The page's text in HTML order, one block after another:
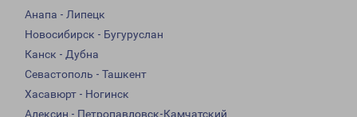
Анапа - Липецк
Новосибирск - Бугуруслан
Канск - Дубна
Севастополь - Ташкент
Хасавюрт - Ногинск
Алексин - Петропавловск-Камчатский